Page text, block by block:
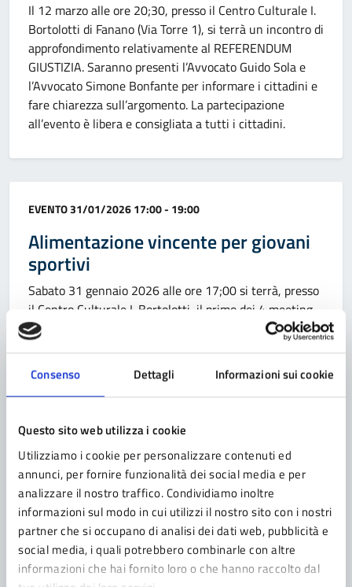
Consenso Dettagli Informazioni sui cookie
Questo sito web utilizza i cookie
Utilizziamo i cookie per personalizzare contenuti ed
annunci, per fornire funzionalità dei social media e per
analizzare il nostro traffico. Condividiamo inoltre
informazioni sul modo in cui utilizzi il nostro sito con i nostri
partner che si occupano di analisi dei dati web, pubblicità e
social media, i quali potrebbero combinarle con altre
informazioni che hai fornito loro o che hanno raccolto dal
Il 12 marzo alle ore 20;30, presso il Centro Culturale I.
Bortolotti di Fanano (Via Torre 1), si terrà un incontro di
approfondimento relativamente al REFERENDUM
GIUSTIZIA. Saranno presenti l’Avvocato Guido Sola e
l’Avvocato Simone Bonfante per informare i cittadini e
fare chiarezza sull’argomento. La partecipazione
all’evento è libera e consigliata a tutti i cittadini.
Categoria:
EVENTO31/01/2026 17:00 - 19:00
Alimentazione vincente per giovani
sportivi
Sabato 31 gennaio 2026 alle ore 17;00 si terrà, presso
il Centro Culturale I. Bortolotti, il primo dei 4 meeting
Alimentazione vincente per giovani sportivi,
organizzati da C.T- Fanano – Sestola. L’incontro sarà
condotto dalla Dott.ssa Serena Cevolani, nutrizionista e
dietologa presso il Policlinico S. Orsola di Bologna, che
aiuterà a comprendere e approfondire il […]
Categoria:
EVENTO 25/11/2025 11:00 - 12:30
Giornata contro la violenza sulle
donne
Non sei sola… Fanano c’è.